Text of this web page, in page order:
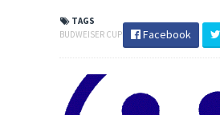
TAGS
BUDWEISER CUP
Facebook